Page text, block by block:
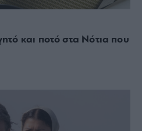
και ποτό στα Νότια που